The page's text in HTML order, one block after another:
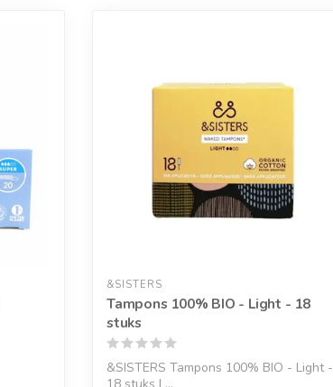
&SISTERS
Tampons 100% BIO - Light - 18
stuks
&SISTERS Tampons 100% BIO - Light -